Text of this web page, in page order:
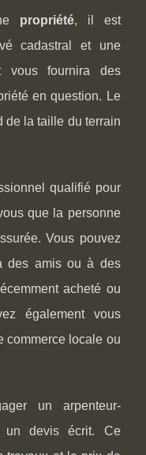
propriété, il est
cadastral et une
vous fournira des
en question. Le
de la taille du terrain
qualifié pour
que la personne
Vous pouvez
des amis ou à des
acheté ou
également vous
commerce locale ou
un arpenteur-
un devis écrit. Ce